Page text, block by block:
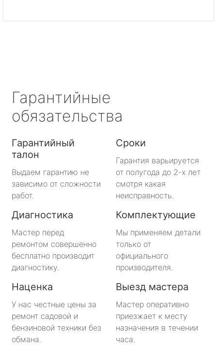
Гарантийные
обязательства
Гарантийный
талон
Выдаем гарантию не
зависимо от сложности
работ.
Сроки
Гарантия варьируется
от полугода до 2-х лет
смотря какая
неисправность.
Диагностика
Мастер перед
ремонтом совершенно
бесплатно производит
диагностику.
Комплектующие
Мы применяем детали
только от
официального
производителя.
Наценка
У нас честные цены за
ремонт садовой и
бензиновой техники без
обмана.
Выезд мастера
Мастер оперативно
приезжает к месту
назначения в течении
часа.